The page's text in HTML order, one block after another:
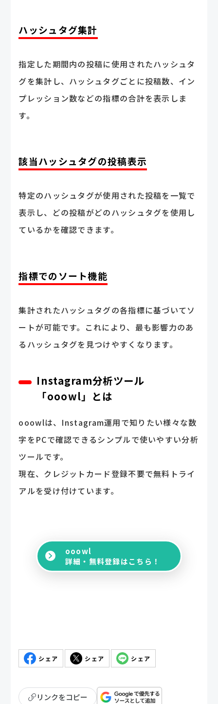
ハッシュタグ集計
指定した期間内の投稿に使用されたハッシュタ
グを集計し、ハッシュタグごとに投稿数、イン
プレッション数などの指標の合計を表示しま
す。
該当ハッシュタグの投稿表示
特定のハッシュタグが使用された投稿を一覧で
表示し、どの投稿がどのハッシュタグを使用し
ているかを確認できます。
指標でのソート機能
集計されたハッシュタグの各指標に基づいてソ
ートが可能です。これにより、最も影響力のあ
るハッシュタグを見つけやすくなります。
Instagram分析ツール
「ooowl」とは
ooowlは、Instagram運用で知りたい様々な数
字をPCで確認できるシンプルで使いやすい分析
ツールです。
現在、クレジットカード登録不要で無料トライ
アルを受け付けています。
ooowl
詳細・無料登録はこちら！
シェア シェア シェア
リンクをコピー